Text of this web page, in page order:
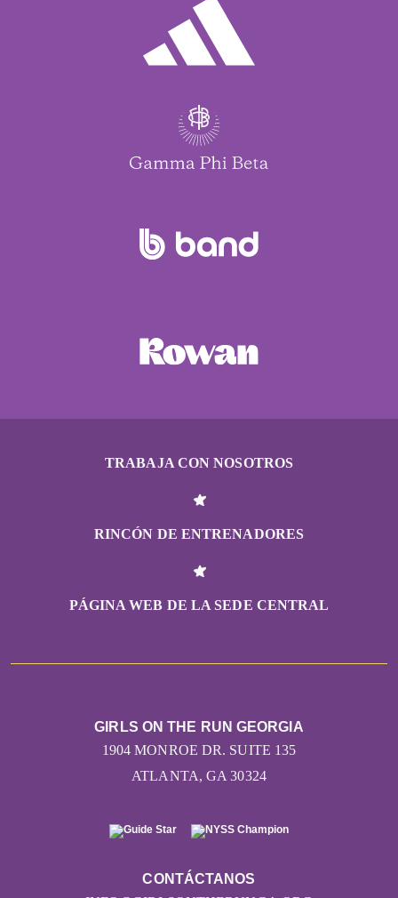
TRABAJA CON NOSOTROS
RINCÓN DE ENTRENADORES
PÁGINA WEB DE LA SEDE CENTRAL
CONTÁCTANOS
GIRLS ON THE RUN GEORGIA
1904 MONROE DR. SUITE 135
ATLANTA, GA 30324